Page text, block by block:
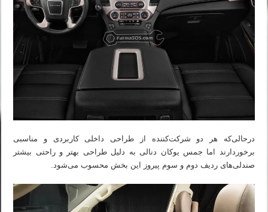
درحالی‌که هر دو شرکت‌کننده از طراحی داخلی کاربردی و مناسبی
برخوردارند اما جمس یوکان دنالی به دلیل طراحی بهتر و راحتی بیشتر
صندلی‌های ردیف دوم و سوم پیروز این بخش محسوب می‌شود.